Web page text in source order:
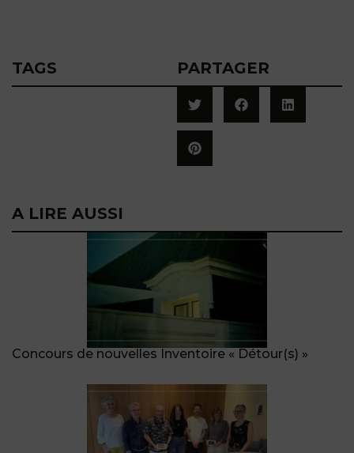
TAGS PARTAGER
A LIRE AUSSI
Concours de nouvelles Inventoire « Détour(s) »